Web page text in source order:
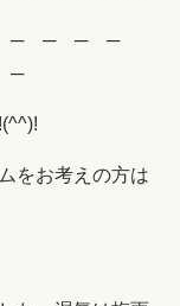
─ ─ ─ ─
─
をお考えの方は